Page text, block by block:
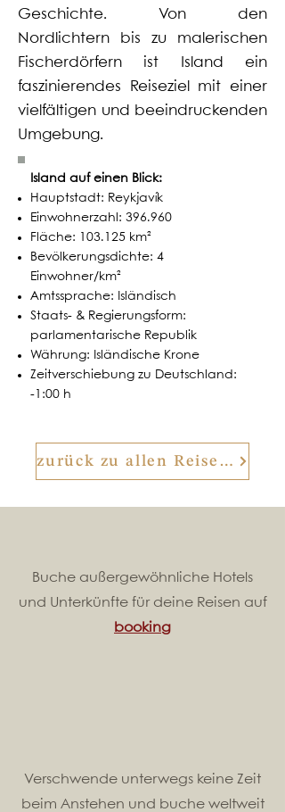
Geschichte. Von den
Nordlichtern bis zu malerischen
Fischerdörfern ist Island ein
faszinierendes Reiseziel mit einer
vielfältigen und beeindruckenden
Umgebung.
Island auf einen Blick:
Hauptstadt: Reykjavík
Einwohnerzahl: 396.960
Fläche: 103.125 km²
Bevölkerungsdichte: 4
Einwohner/km²
Amtssprache: Isländisch
Staats- & Regierungsform:
parlamentarische Republik
Währung: Isländische Krone
Zeitverschiebung zu Deutschland:
-1:00 h
zurück zu allen Reisezielen in Europa
Buche außergewöhnliche Hotels
und Unterkünfte für deine Reisen auf
booking
Verschwende unterwegs keine Zeit
beim Anstehen und buche weltweit